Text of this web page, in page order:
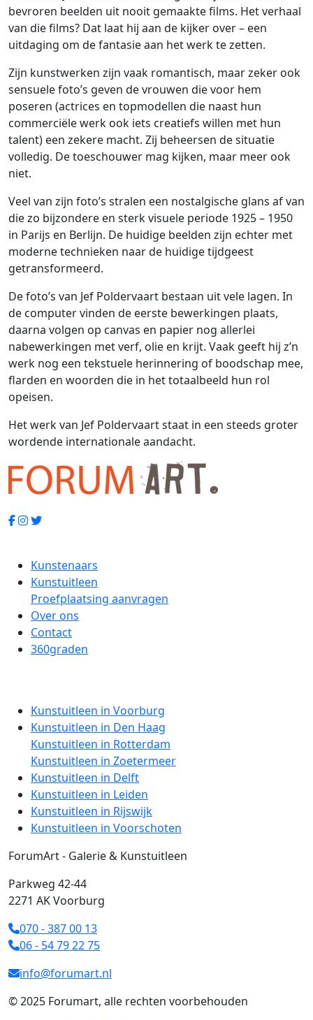
bevroren beelden uit nooit gemaakte films. Het verhaal
van die films? Dat laat hij aan de kijker over – een
uitdaging om de fantasie aan het werk te zetten.
Zijn kunstwerken zijn vaak romantisch, maar zeker ook
sensuele foto’s geven de vrouwen die voor hem
poseren (actrices en topmodellen die naast hun
commerciële werk ook iets creatiefs willen met hun
talent) een zekere macht. Zij beheersen de situatie
volledig. De toeschouwer mag kijken, maar meer ook
niet.
Veel van zijn foto’s stralen een nostalgische glans af van
die zo bijzondere en sterk visuele periode 1925 – 1950
in Parijs en Berlijn. De huidige beelden zijn echter met
moderne technieken naar de huidige tijdgeest
getransformeerd.
De foto’s van Jef Poldervaart bestaan uit vele lagen. In
de computer vinden de eerste bewerkingen plaats,
daarna volgen op canvas en papier nog allerlei
nabewerkingen met verf, olie en krijt. Vaak geeft hij z’n
werk nog een tekstuele herinnering of boodschap mee,
flarden en woorden die in het totaalbeeld hun rol
opeisen.
Het werk van Jef Poldervaart staat in een steeds groter
wordende internationale aandacht.
Kunstenaars
Kunstuitleen
Proefplaatsing aanvragen
Over ons
Contact
360graden
Kunstuitleen in Voorburg
Kunstuitleen in Den Haag
Kunstuitleen in Rotterdam
Kunstuitleen in Zoetermeer
Kunstuitleen in Delft
Kunstuitleen in Leiden
Kunstuitleen in Rijswijk
Kunstuitleen in Voorschoten
ForumArt - Galerie & Kunstuitleen
Parkweg 42-44
2271 AK Voorburg
070 - 387 00 13
06 - 54 79 22 75
info@forumart.nl
© 2025 Forumart, alle rechten voorbehouden